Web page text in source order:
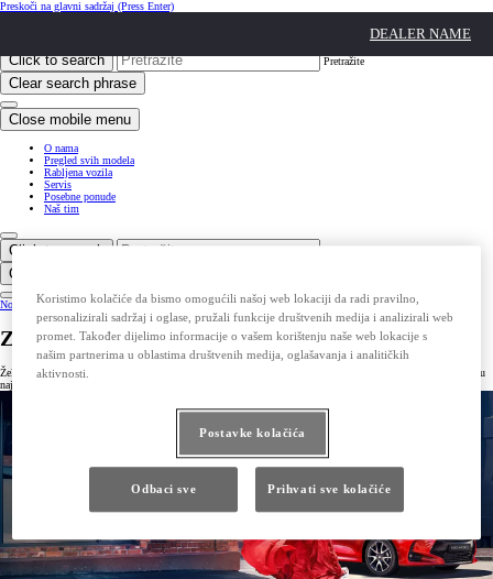
Preskoči na glavni sadržaj (Press Enter)
DEALER NAME
Click to search Pretražite
Clear search phrase
Close mobile menu
O nama
Pregled svih modela
Rabljena vozila
Servis
Posebne ponude
Naš tim
Click to search
Clear search phrase
Notification bell
Zatražite ponudu za Yaris
Želite ponudu za Yaris? Unesite vaše podatke u kontakt obrazac, a naši prodajni savjetnici kontaktirat će vas u
najkraćem roku.
Koristimo kolačiće da bismo omogućili našoj web lokaciji da radi pravilno,
personalizirali sadržaj i oglase, pružali funkcije društvenih medija i analizirali web
promet. Također dijelimo informacije o vašem korištenju naše web lokacije s
našim partnerima u oblastima društvenih medija, oglašavanja i analitičkih
aktivnosti.
Postavke kolačića
Odbaci sve Prihvati sve kolačiće